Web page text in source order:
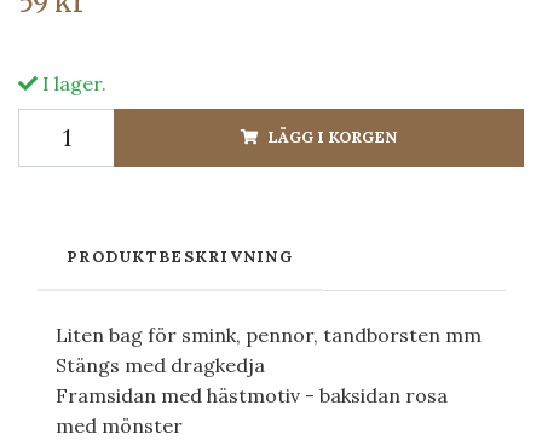
I lager.
LÄGG I KORGEN
PRODUKTBESKRIVNING
Liten bag för smink, pennor, tandborsten mm
Stängs med dragkedja
Framsidan med hästmotiv - baksidan rosa
med mönster